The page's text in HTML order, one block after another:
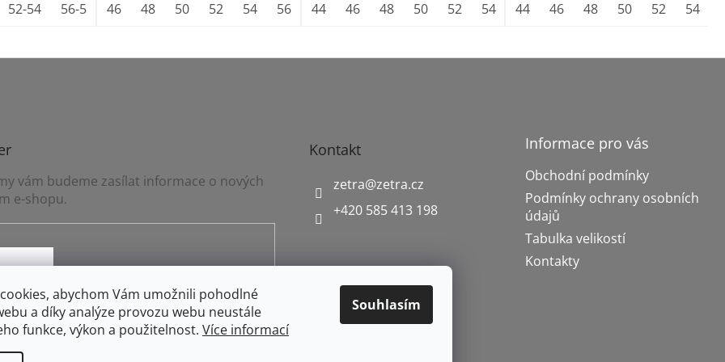
abychom Vám umožnili pohodlné
a díky analýze provozu webu neustále
funkce, výkon a použitelnost. Více informací
Souhlasím
52-54 56-58 60-62
46 48 50 52 54 56 58 60 62 64
44 46 48 50 52 54 56 58 60 62 64 66
44 46 48 50 52 54
vám budeme zasílat informace o nových
e-shopu.
ochrany osobních údajů
Kontakt
zetra@zetra.cz
+420 585 413 198
Informace pro vás
Obchodní podmínky
Podmínky ochrany osobních
údajů
Tabulka velikostí
Kontakty